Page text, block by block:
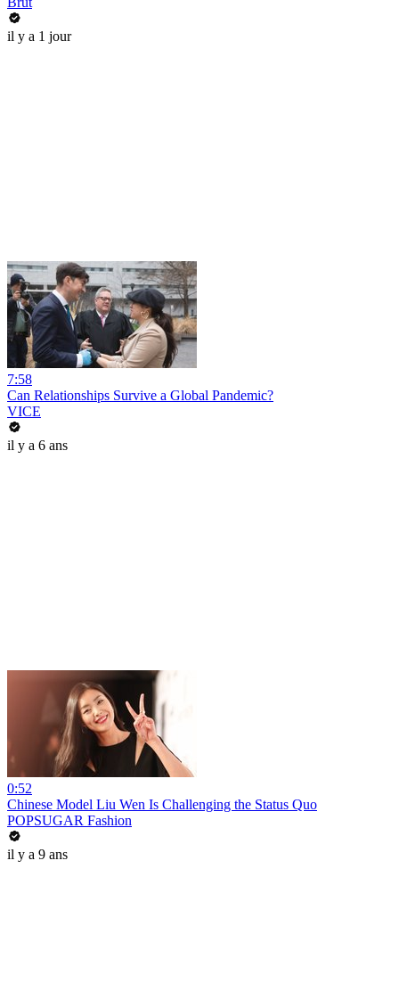
il y a 1 jour
7:58
Can Relationships Survive a Global Pandemic?
VICE
il y a 6 ans
0:52
Chinese Model Liu Wen Is Challenging the Status Quo
POPSUGAR Fashion
il y a 9 ans